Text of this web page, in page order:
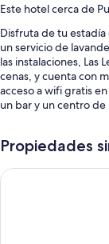
Este hotel cerca de
Disfruta de tu estadía
un servicio de
las instalaciones, Las
cenas, y cuenta con
acceso a wifi gratis
un bar y un centro de
Estacionamiento
Desayuno buffet
Propiedades
Albatros Hotel